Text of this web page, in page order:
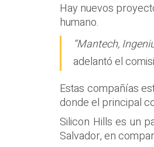
Hay nuevos
humano.
“Mantech,
adelantó el
Estas compañías
donde el principal
Silicon Hills es un
Salvador, en